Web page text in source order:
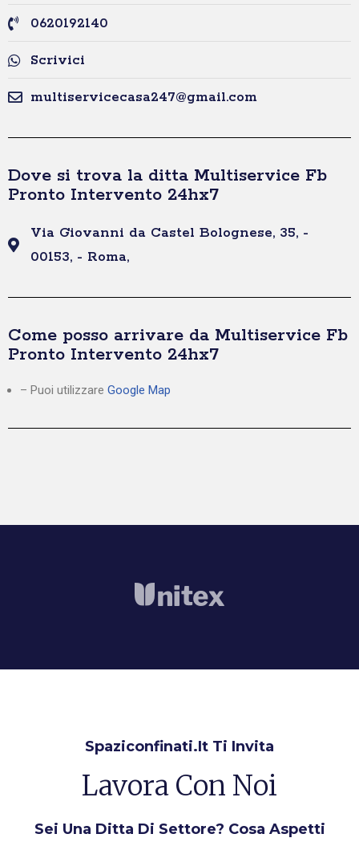
0620192140
Scrivici
multiservicecasa247@gmail.com
Dove si trova la ditta Multiservice Fb
Pronto Intervento 24hx7
Via Giovanni da Castel Bolognese, 35, -
00153, - Roma,
Come posso arrivare da Multiservice Fb
Pronto Intervento 24hx7
– Puoi utilizzare Google Map
Spaziconfinati.it Ti Invita
Lavora Con Noi
Sei Una Ditta Di Settore? Cosa Aspetti